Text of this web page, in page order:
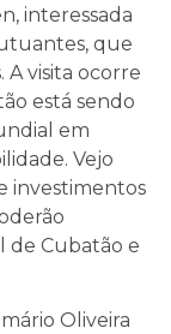
interessada
que
A visita ocorre
está sendo
em
Vejo
investimentos
de Cubatão e
Oliveira